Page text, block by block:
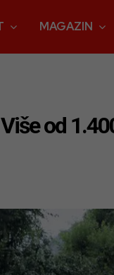
MAGAZIN
od